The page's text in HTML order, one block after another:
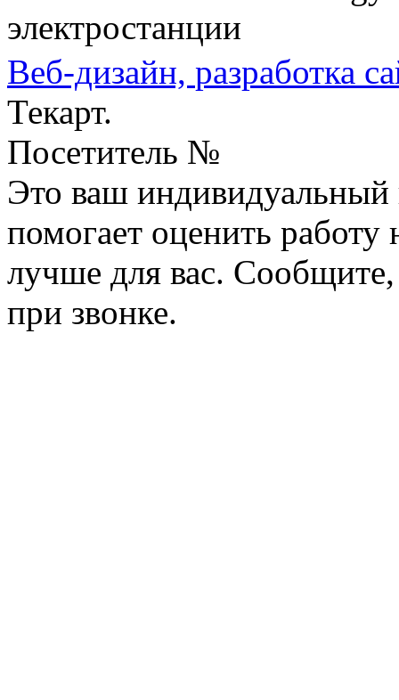
электростанции
Веб-дизайн, разработка
Текарт.
Посетитель №
Это ваш
помогает оценить работу
лучше для вас.
при звонке.